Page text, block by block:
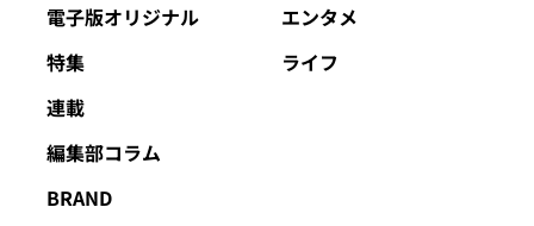
電子版オリジナル
特集
連載
編集部コラム
BRAND
エンタメ
ライフ